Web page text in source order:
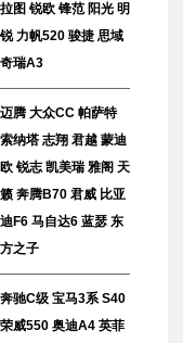
拉图 锐欧 锋范 阳光 明
锐 力帆520 骏捷 思域
奇瑞A3
迈腾 大众CC 帕萨特
索纳塔 志翔 君越 蒙迪
欧 锐志 凯美瑞 雅阁 天
籁 奔腾B70 君威 比亚
迪F6 马自达6 蓝瑟 东
方之子
奔驰C级 宝马3系 S40
荣威550 奥迪A4 英菲